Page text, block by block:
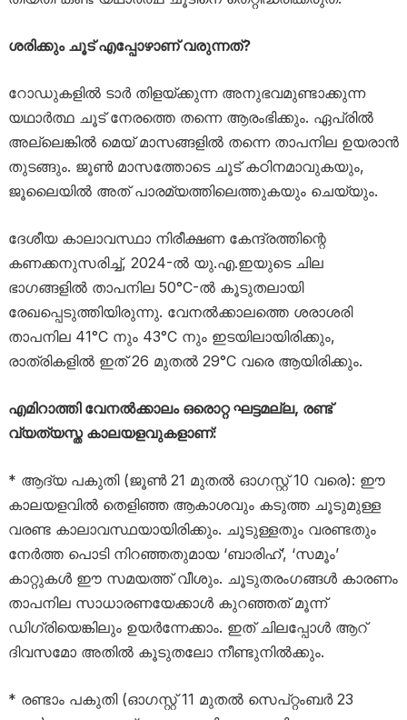
ശരിക്കും ചൂട് എപ്പോഴാണ് വരുന്നത്?
റോഡുകളിൽ ടാർ തിളയ്ക്കുന്ന അനുഭവമുണ്ടാക്കുന്ന
യഥാർത്ഥ ചൂട് നേരത്തെ തന്നെ ആരംഭിക്കും. ഏപ്രിൽ
അല്ലെങ്കിൽ മെയ് മാസങ്ങളിൽ തന്നെ താപനില ഉയരാൻ
തുടങ്ങും. ജൂൺ മാസത്തോടെ ചൂട് കഠിനമാവുകയും,
ജൂലൈയിൽ അത് പാരമ്യത്തിലെത്തുകയും ചെയ്യും.
ദേശീയ കാലാവസ്ഥാ നിരീക്ഷണ കേന്ദ്രത്തിന്റെ
കണക്കനുസരിച്ച്, 2024-ൽ യു.എ.ഇയുടെ ചില
ഭാഗങ്ങളിൽ താപനില 50°C-ൽ കൂടുതലായി
രേഖപ്പെടുത്തിയിരുന്നു. വേനൽക്കാലത്തെ ശരാശരി
താപനില 41°C നും 43°C നും ഇടയിലായിരിക്കും,
രാത്രികളിൽ ഇത് 26 മുതൽ 29°C വരെ ആയിരിക്കും.
എമിറാത്തി വേനൽക്കാലം ഒരൊറ്റ ഘട്ടമല്ല, രണ്ട്
വ്യത്യസ്ത കാലയളവുകളാണ്:
* ആദ്യ പകുതി (ജൂൺ 21 മുതൽ ഓഗസ്റ്റ് 10 വരെ): ഈ
കാലയളവിൽ തെളിഞ്ഞ ആകാശവും കടുത്ത ചൂടുമുള്ള
വരണ്ട കാലാവസ്ഥയായിരിക്കും. ചൂടുള്ളതും വരണ്ടതും
നേർത്ത പൊടി നിറഞ്ഞതുമായ ‘ബാരിഹ്’, ‘സമൂം’
കാറ്റുകൾ ഈ സമയത്ത് വീശും. ചൂടുതരംഗങ്ങൾ കാരണം
താപനില സാധാരണയേക്കാൾ കുറഞ്ഞത് മൂന്ന്
ഡിഗ്രിയെങ്കിലും ഉയർന്നേക്കാം. ഇത് ചിലപ്പോൾ ആറ്
ദിവസമോ അതിൽ കൂടുതലോ നീണ്ടുനിൽക്കും.
* രണ്ടാം പകുതി (ഓഗസ്റ്റ് 11 മുതൽ സെപ്റ്റംബർ 23